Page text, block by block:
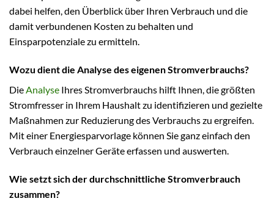
dabei helfen, den Überblick über Ihren Verbrauch und die
damit verbundenen Kosten zu behalten und
Einsparpotenziale zu ermitteln.
Wozu dient die Analyse des eigenen Stromverbrauchs?
Die Analyse Ihres Stromverbrauchs hilft Ihnen, die größten
Stromfresser in Ihrem Haushalt zu identifizieren und gezielte
Maßnahmen zur Reduzierung des Verbrauchs zu ergreifen.
Mit einer Energiesparvorlage können Sie ganz einfach den
Verbrauch einzelner Geräte erfassen und auswerten.
Wie setzt sich der durchschnittliche Stromverbrauch
zusammen?